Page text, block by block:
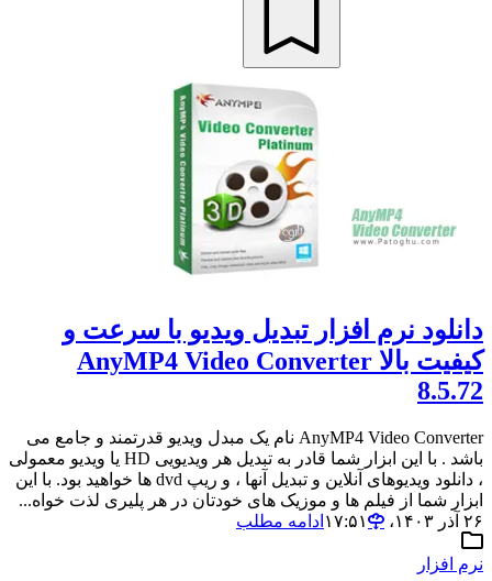
دانلود نرم افزار تبدیل ویدیو با سرعت و
کیفیت بالا AnyMP4 Video Converter
8.5.72
AnyMP4 Video Converter نام یک مبدل ویدیو قدرتمند و جامع می
باشد . با این ابزار شما قادر به تبدیل هر ویدیویی HD یا ویدیو معمولی
، دانلود ویدیوهای آنلاین و تبدیل آنها ، و ریپ dvd ها خواهید بود. با این
ابزار شما از فیلم ها و موزیک های خودتان در هر پلیری لذت خواه...
۲۶ آذر ۱۴۰۳،‏ ۱۷:۵۱
ادامه مطلب
نرم افزار